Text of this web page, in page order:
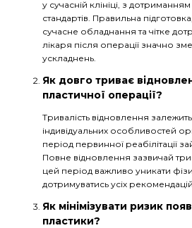
у сучасній клініці, з
стандартів. Правильна
сучасне обладнання та чітке
лікаря після операції значно
ускладнень.
Як довго триває
пластичної операції?
Тривалість відновлення
індивідуальних особливостей
період первинної реабілітації
Повне відновлення зазвичай
цей період важливо уникати
дотримуватись усіх
Як мінімізувати ризик
пластики?